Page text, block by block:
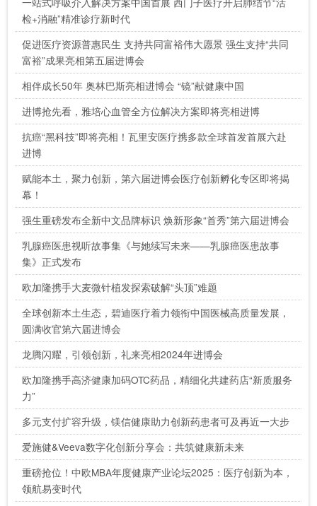
检+消融”精准诊疗新时代
促进医疗资源普惠民生 支持共同富裕伟大愿景 强生支持“共同
富裕”成果亮相第五届进博会
相伴成长50年 奥林巴斯亮相进博会 “镜”献健康中国
进博抢先看，雅培心血管全方位解决方案即将亮相进博
抗癌“黑科技”即将亮相！瓦里安医疗携多款全球首发首展六赴
进博
赋能本土，聚力创新，第六届进博会医疗创新孵化专区即将揭
幕！
强生重磅发布全新中文品牌标识 焕新形象“首秀”第六届进博会
乳腺癌医患视听故事集《与她续写未来——乳腺癌医患故事
集》正式发布
欧加隆携手大麦微针植发探索破解“头顶”难题
全球创新本土生态，碧迪医疗着力领衔中国医械高质量发展，
圆满收官第六届进博会
龙腾闪耀，引领创新，礼来亮相2024年进博会
欧加隆携手高济健康加码OTC药品，精细化共建药店“新质服务
力”
多元支付扩容升级，镁信健康助力创新药患者可及再近一大步
爱施健&Veeva数字化创新分享会：共筑健康新未来
重磅抢位！中欧MBA年度健康产业论坛2025：医疗创新为本，
领航易变时代